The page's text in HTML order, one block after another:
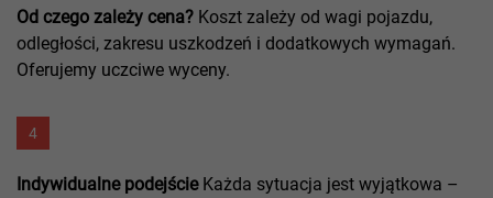
Od czego zależy cena? Koszt zależy od wagi pojazdu,
odległości, zakresu uszkodzeń i dodatkowych wymagań.
Oferujemy uczciwe wyceny.
4
Indywidualne podejścieKażda sytuacja jest wyjątkowa –